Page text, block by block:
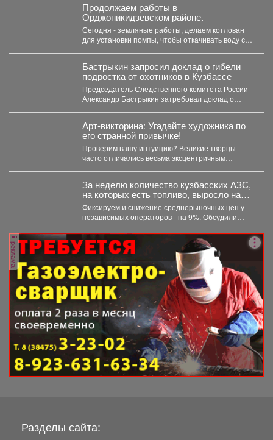
Продолжаем работы в
Орджоникидзевском районе.
Сегодня - земляные работы, делаем котлован
для установки помпы, чтобы откачивать воду с
Бастрыкин запросил доклад о гибели
подростка от охотников в Кузбассе
Председатель Следственного комитета России
Александр Бастрыкин затребовал доклад о
Арт-викторина: Угадайте художника по
его странной привычке!
Проверим вашу интуицию? Великие творцы
часто отличались весьма эксцентричным
За неделю количество кузбасских АЗС,
на которых есть топливо, выросло на
21,3%.
Фиксируем и снижение среднерыночных цен у
независимых операторов - на 9%. Обсудили
реклама
Разделы сайта: